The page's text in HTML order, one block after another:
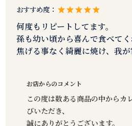
おすすめ度：
何度もリピートしてます。
孫も幼い頃から喜んで食べてく
焦げる事なく綺麗に焼け、我が
お店からのコメント
この度は数ある商品の中からカ
びいただき、
誠にありがとうございます。